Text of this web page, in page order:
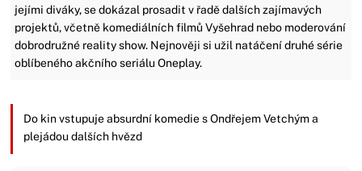
jejími diváky, se dokázal prosadit v řadě dalších zajímavých
projektů, včetně komediálních filmů Vyšehrad nebo moderování
dobrodružné reality show. Nejnověji si užil natáčení druhé série
oblíbeného akčního seriálu Oneplay.
Do kin vstupuje absurdní komedie s Ondřejem Vetchým a
plejádou dalších hvězd